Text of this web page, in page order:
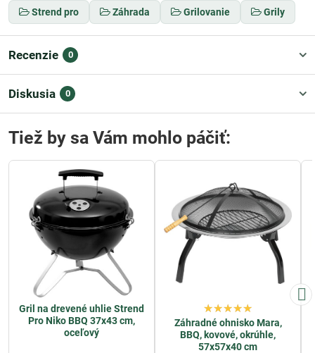
Strend pro Záhrada Grilovanie Grily
Recenzie 0
Diskusia 0
Tiež by sa Vám mohlo páčiť:
Gril na drevené uhlie Strend
Pro Niko BBQ 37x43 cm,
oceľový
Záhradné ohnisko Mara,
BBQ, kovové, okrúhle,
57x57x40 cm